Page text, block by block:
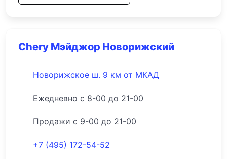
Chery Мэйджор Новорижский
Новорижское ш. 9 км от МКАД
Ежедневно с 8-00 до 21-00
Продажи с 9-00 до 21-00
+7 (495) 172-54-52